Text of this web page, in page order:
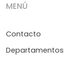
MENÚ
Contacto
Departamentos